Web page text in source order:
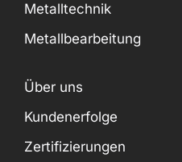
Metalltechnik
Metallbearbeitung
Über uns
Kundenerfolge
Zertifizierungen